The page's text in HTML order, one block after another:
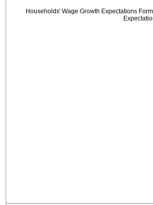
Households' Wage Growth Expectations